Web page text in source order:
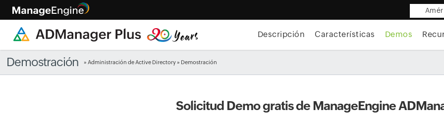
Descripción Características Demos
Demostración »Administración de Active Directory » Demostración
Solicitud Demo gratis de ManageEngine